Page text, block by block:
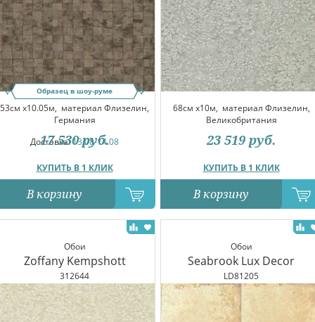
Образец в шоу-руме
53см x10.05м, материал Флизелин,
Германия
Доставка:13.08-14.08
КУПИТЬ В 1 КЛИК
17 530 руб.
В корзину
68см x10м, материал Флизелин,
Великобритания
КУПИТЬ В 1 КЛИК
23 519 руб.
В корзину
Обои
Zoffany Kempshott
312644
Обои
Seabrook Lux Decor
LD81205